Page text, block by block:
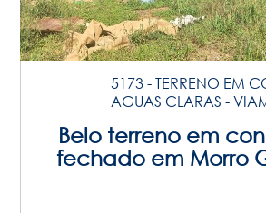
5173 - TERRENO EM
AGUAS CLARAS -
Belo terreno em
fechado em Morro